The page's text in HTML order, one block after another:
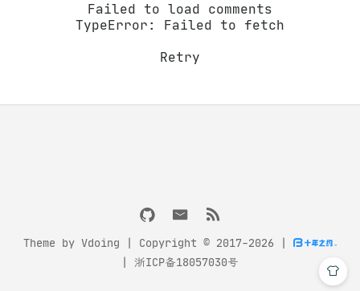
Failed to load comments
TypeError: Failed to fetch
Retry
Theme by Vdoing | Copyright © 2017-2026
浙ICP备18057030号